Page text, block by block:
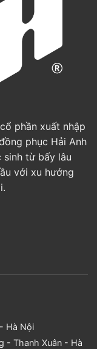
phần xuất nhập
phục Hải Anh
sinh từ bấy lâu
với xu hướng
Hà Nội
- Thanh Xuân - Hà